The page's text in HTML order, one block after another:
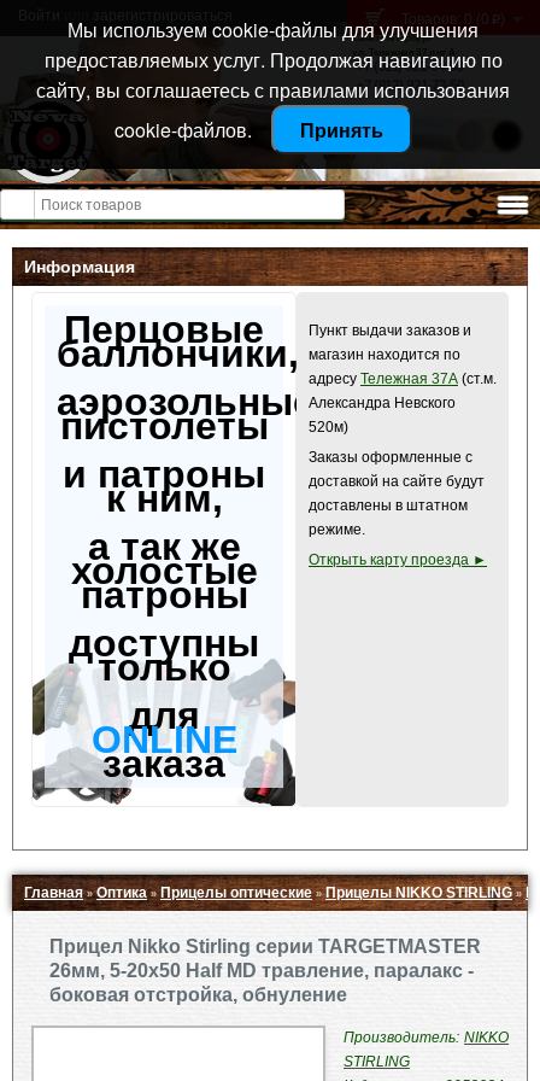
Санкт-Петербург
ул. Тележная 37 лит А
+7 (911) 021-04-08
+7 (812) 921-73-50
Товаров: 0 (0 p )
Открыть меню
Информация
Перцовые
баллончики,
аэрозольные
пистолеты
и патроны
к ним,
а так же
холостые
патроны
доступны
только
для
ONLINE
заказа
Пункт выдачи заказов и
магазин находится по
адресу Тележная 37А (ст.м.
Александра Невского
520м)
Заказы оформленные с
доставкой на сайте будут
доставлены в штатном
режиме.
Открыть карту проезда ►
Главная»Оптика » Прицелы оптические» Прицелы NIKKO STIRLING»
Прицел Nikko Stirling серии TARGETMASTER
26мм, 5-20x50 Half MD травление, паралакс -
боковая отстройка, обнуление
Производитель: NIKKO
STIRLING
Мы используем cookie-файлы для улучшения
предоставляемых услуг. Продолжая навигацию по
сайту, вы соглашаетесь с правилами использования
cookie-файлов.
Принять